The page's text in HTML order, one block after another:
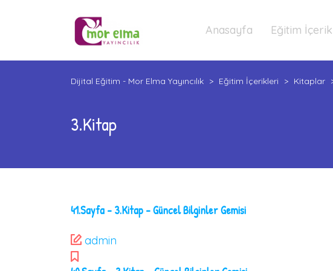
Anasayfa Eğitim
Dijital Eğitim - Mor Elma Yayıncılık > Eğitim İçerikleri > Kitaplar
3.Kitap
41.Sayfa – 3.Kitap – Güncel Bilginler Gemisi
admin